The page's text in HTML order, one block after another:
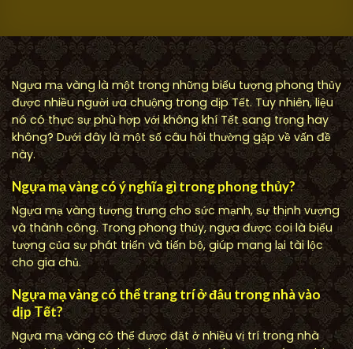
Ngựa mạ vàng là một trong những biểu tượng phong thủy
được nhiều người ưa chuộng trong dịp Tết. Tuy nhiên, liệu
nó có thực sự phù hợp với không khí Tết sang trọng hay
không? Dưới đây là một số câu hỏi thường gặp về vấn đề
này.
Ngựa mạ vàng có ý nghĩa gì trong phong thủy?
Ngựa mạ vàng tượng trưng cho sức mạnh, sự thịnh vượng
và thành công. Trong phong thủy, ngựa được coi là biểu
tượng của sự phát triển và tiến bộ, giúp mang lại tài lộc
cho gia chủ.
Ngựa mạ vàng có thể trang trí ở đâu trong nhà vào
dịp Tết?
Ngựa mạ vàng có thể được đặt ở nhiều vị trí trong nhà